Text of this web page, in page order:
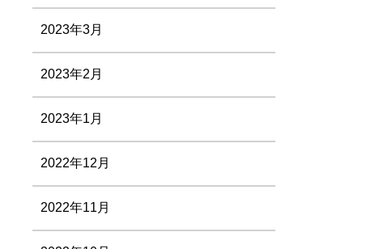
2023年3月
2023年2月
2023年1月
2022年12月
2022年11月